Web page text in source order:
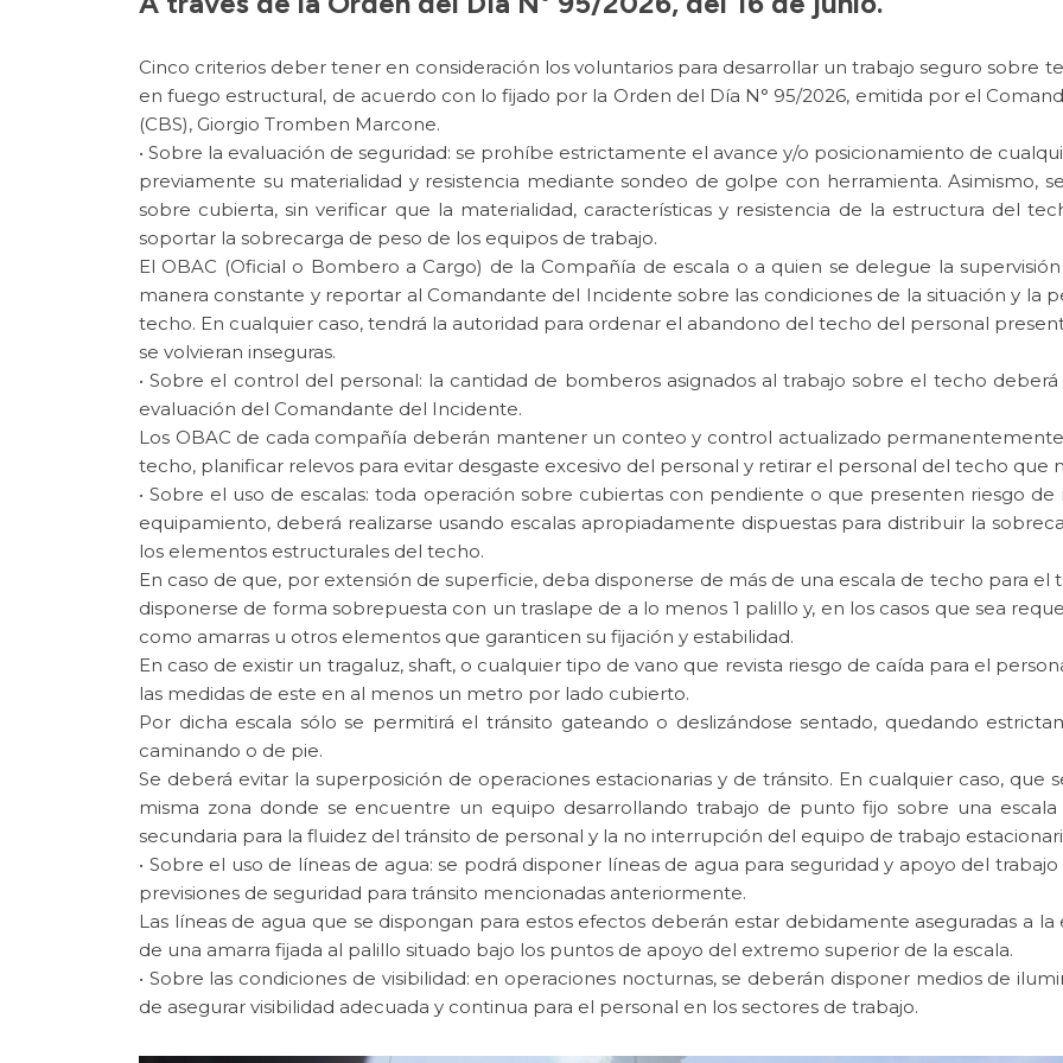
Cinco criterios deber tener en consideración los voluntarios para desarrollar un trabajo seguro sobre
en fuego estructural, de acuerdo con lo fijado por la Orden del Día N° 95/2026, emitida por el
(CBS), Giorgio Tromben Marcone.
• Sobre la evaluación de seguridad: se prohíbe estrictamente el avance y/o posicionamiento de
previamente su materialidad y resistencia mediante sondeo de golpe con herramienta. Asimismo,
sobre cubierta, sin verificar que la materialidad, características y resistencia de la estructura del
soportar la sobrecarga de peso de los equipos de trabajo.
El OBAC (Oficial o Bombero a Cargo) de la Compañía de escala o a quien se delegue la
manera constante y reportar al Comandante del Incidente sobre las condiciones de la situación y
techo. En cualquier caso, tendrá la autoridad para ordenar el abandono del techo del personal
se volvieran inseguras.
• Sobre el control del personal: la cantidad de bomberos asignados al trabajo sobre el techo
evaluación del Comandante del Incidente.
Los OBAC de cada compañía deberán mantener un conteo y control actualizado
techo, planificar relevos para evitar desgaste excesivo del personal y retirar el personal del techo que
• Sobre el uso de escalas: toda operación sobre cubiertas con pendiente o que presenten riesgo
equipamiento, deberá realizarse usando escalas apropiadamente dispuestas para distribuir la
los elementos estructurales del techo.
En caso de que, por extensión de superficie, deba disponerse de más de una escala de techo para el
disponerse de forma sobrepuesta con un traslape de a lo menos 1 palillo y, en los casos que sea
como amarras u otros elementos que garanticen su fijación y estabilidad.
En caso de existir un tragaluz, shaft, o cualquier tipo de vano que revista riesgo de caída para el
las medidas de este en al menos un metro por lado cubierto.
Por dicha escala sólo se permitirá el tránsito gateando o deslizándose sentado, quedando
caminando o de pie.
Se deberá evitar la superposición de operaciones estacionarias y de tránsito. En cualquier caso, que
misma zona donde se encuentre un equipo desarrollando trabajo de punto fijo sobre una
secundaria para la fluidez del tránsito de personal y la no interrupción del equipo de trabajo
• Sobre el uso de líneas de agua: se podrá disponer líneas de agua para seguridad y apoyo del
previsiones de seguridad para tránsito mencionadas anteriormente.
Las líneas de agua que se dispongan para estos efectos deberán estar debidamente aseguradas a
de una amarra fijada al palillo situado bajo los puntos de apoyo del extremo superior de la escala.
• Sobre las condiciones de visibilidad: en operaciones nocturnas, se deberán disponer medios de
de asegurar visibilidad adecuada y continua para el personal en los sectores de trabajo.